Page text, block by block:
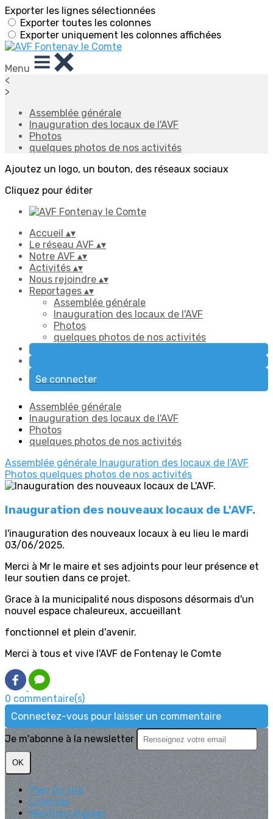
Exporter les lignes sélectionnées
Exporter toutes les colonnes
Exporter uniquement les colonnes affichées
Menu
<
>
Assemblée générale
Inauguration des locaux de l'AVF
Photos
quelques photos de nos activités
Ajoutez un logo, un bouton, des réseaux sociaux
Cliquez pour éditer
Accueil ▴▾
Le réseau AVF ▴▾
Notre AVF ▴▾
Activités ▴▾
Nous rejoindre ▴▾
Reportages ▴▾
Assemblée générale
Inauguration des locaux de l'AVF
Photos
quelques photos de nos activités
Se connecter
Assemblée générale
Inauguration des locaux de l'AVF
Photos
quelques photos de nos activités
Assemblée générale Inauguration des locaux de l'AVF
Photos quelques photos de nos activités
Inauguration des nouveaux locaux de L'AVF.
l'inauguration des nouveaux locaux à eu lieu le mardi
03/06/2025.
Merci à Mr le maire et ses adjoints pour leur présence et
leur soutien dans ce projet.
Grace à la municipalité nous disposons désormais d'un
nouvel espace chaleureux, accueillant
fonctionnel et plein d'avenir.
Merci à tous et vive l'AVF de Fontenay le Comte
0 commentaire(s)
Connectez-vous pour laisser un commentaire
Je m'abonne à la newsletter
OK
Plan du site
Licences
Mentions légales